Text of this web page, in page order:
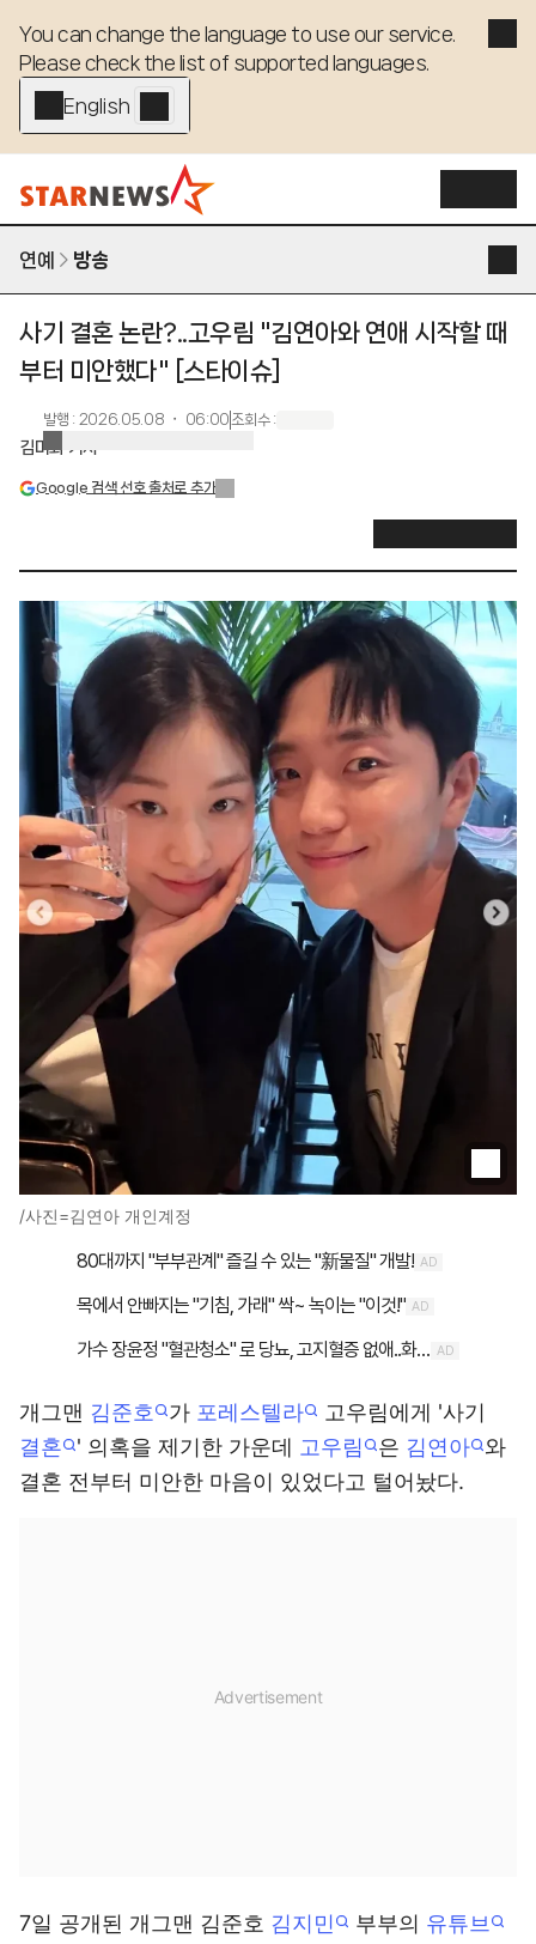
You can change the language to use our service.
Please check the list of supported languages.
English - EN
연예 방송
사기 결혼 논란?..고우림 "김연아와 연애 시작할 때
부터 미안했다" [스타이슈]
발행 : 2026.05.08 ・ 06:00 조회수:
김미화 기자
Google 검색 선호 출처로 추가
/사진=김연아 개인계정
개그맨 김준호 가 포레스텔라
고우림에게 '사기
결혼
' 의혹을 제기한 가운데 고우림 은 김연아
와
결혼 전부터 미안한 마음이 있었다고 털어놨다.
7일 공개된 개그맨 김준호 김지민 부부의 유튜브